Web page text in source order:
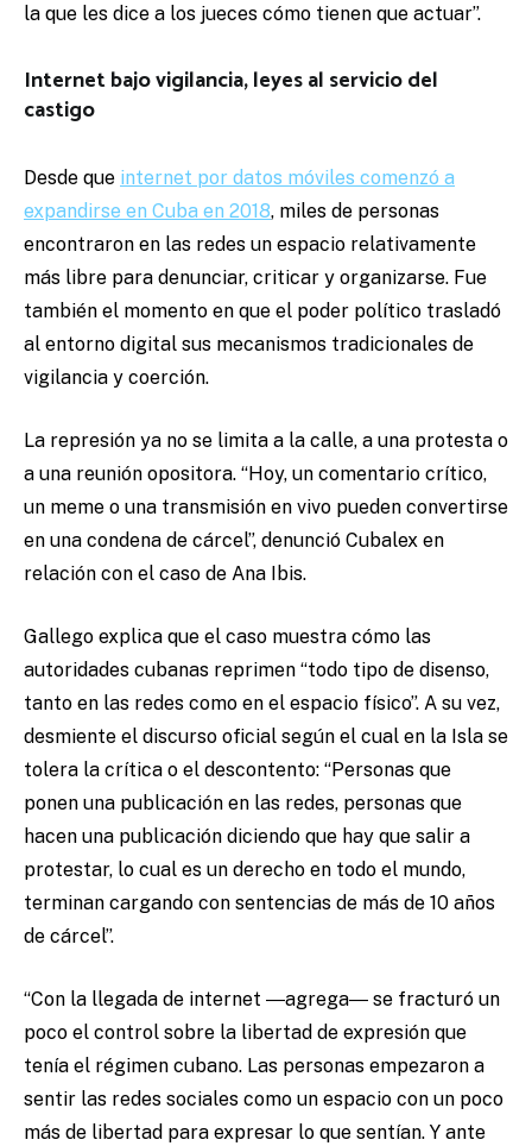
la que les dice a los jueces cómo tienen que actuar”.
Internet bajo vigilancia, leyes al servicio del
castigo
Desde que internet por datos móviles comenzó a
expandirse en Cuba en 2018, miles de personas
encontraron en las redes un espacio relativamente
más libre para denunciar, criticar y organizarse. Fue
también el momento en que el poder político trasladó
al entorno digital sus mecanismos tradicionales de
vigilancia y coerción.
La represión ya no se limita a la calle, a una protesta o
a una reunión opositora. “Hoy, un comentario crítico,
un meme o una transmisión en vivo pueden convertirse
en una condena de cárcel”, denunció Cubalex en
relación con el caso de Ana Ibis.
Gallego explica que el caso muestra cómo las
autoridades cubanas reprimen “todo tipo de disenso,
tanto en las redes como en el espacio físico”. A su vez,
desmiente el discurso oficial según el cual en la Isla se
tolera la crítica o el descontento: “Personas que
ponen una publicación en las redes, personas que
hacen una publicación diciendo que hay que salir a
protestar, lo cual es un derecho en todo el mundo,
terminan cargando con sentencias de más de 10 años
de cárcel”.
“Con la llegada de internet ―agrega― se fracturó un
poco el control sobre la libertad de expresión que
tenía el régimen cubano. Las personas empezaron a
sentir las redes sociales como un espacio con un poco
más de libertad para expresar lo que sentían. Y ante